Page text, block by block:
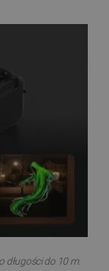
długości do 10 m.